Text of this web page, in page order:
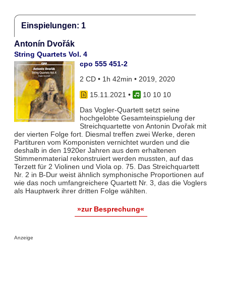
Einspielungen: 1
Antonín Dvořák
String Quartets Vol. 4
cpo 555 451-2
2 CD • 1h 42min • 2019, 2020
15.11.2021 •
10 10 10
Das Vogler-Quartett setzt seine
hochgelobte Gesamteinspielung der
Streichquartette von Antonin Dvořak mit
der vierten Folge fort. Diesmal treffen zwei Werke, deren
Partituren vom Komponisten vernichtet wurden und die
deshalb in den 1920er Jahren aus dem erhaltenen
Stimmenmaterial rekonstruiert werden mussten, auf das
Terzett für 2 Violinen und Viola op. 75. Das Streichquartett
Nr. 2 in B-Dur weist ähnlich symphonische Proportionen auf
wie das noch umfangreichere Quartett Nr. 3, das die Voglers
als Hauptwerk ihrer dritten Folge wählten.
»zur Besprechung«
Anzeige